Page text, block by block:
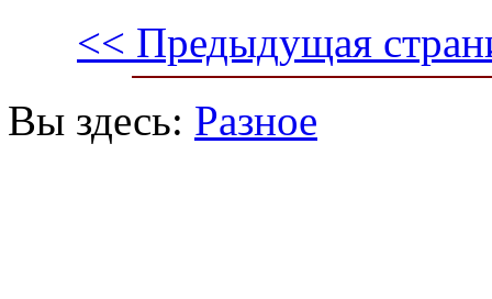
<< Предыдущая
Вы здесь: Разное